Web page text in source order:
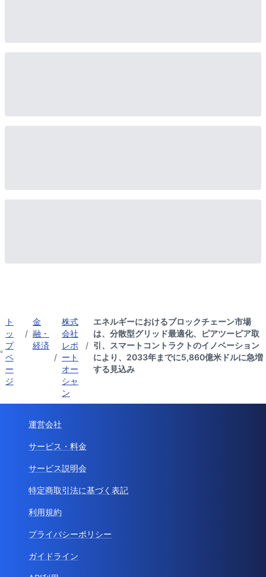
ト
ッ
プ
ペ
ー
ジ
/
金
融・
経済
/
株式
会社
レポ
ート
オー
シャ
ン
/
エネルギーにおけるブロックチェーン市場
は、分散型グリッド最適化、ピアツーピア取
引、スマートコントラクトのイノベーション
により、2033年までに5,860億米ドルに急増
する見込み
運営会社
サービス・料金
サービス説明会
特定商取引法に基づく表記
利用規約
プライバシーポリシー
ガイドライン